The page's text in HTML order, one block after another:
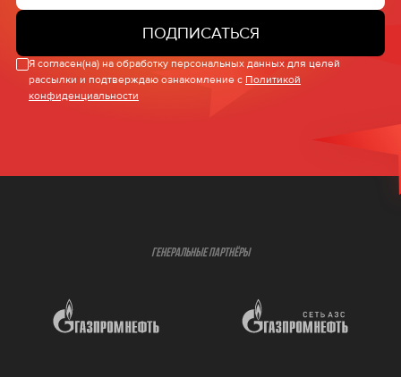
ПОДПИСАТЬСЯ
Я согласен(на) на обработку персональных данных для целей
рассылки и подтверждаю ознакомление с Политикой
конфиденциальности
ГЕНЕРАЛЬНЫЕ ПАРТНЁРЫ